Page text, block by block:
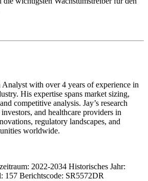
Analyst with over 4 years of experience in
His expertise spans market sizing,
competitive analysis. Jay’s research
and healthcare providers in
regulatory landscapes, and
worldwide.
2022-2034 Historisches Jahr:
157 Berichtscode: SR5572DR